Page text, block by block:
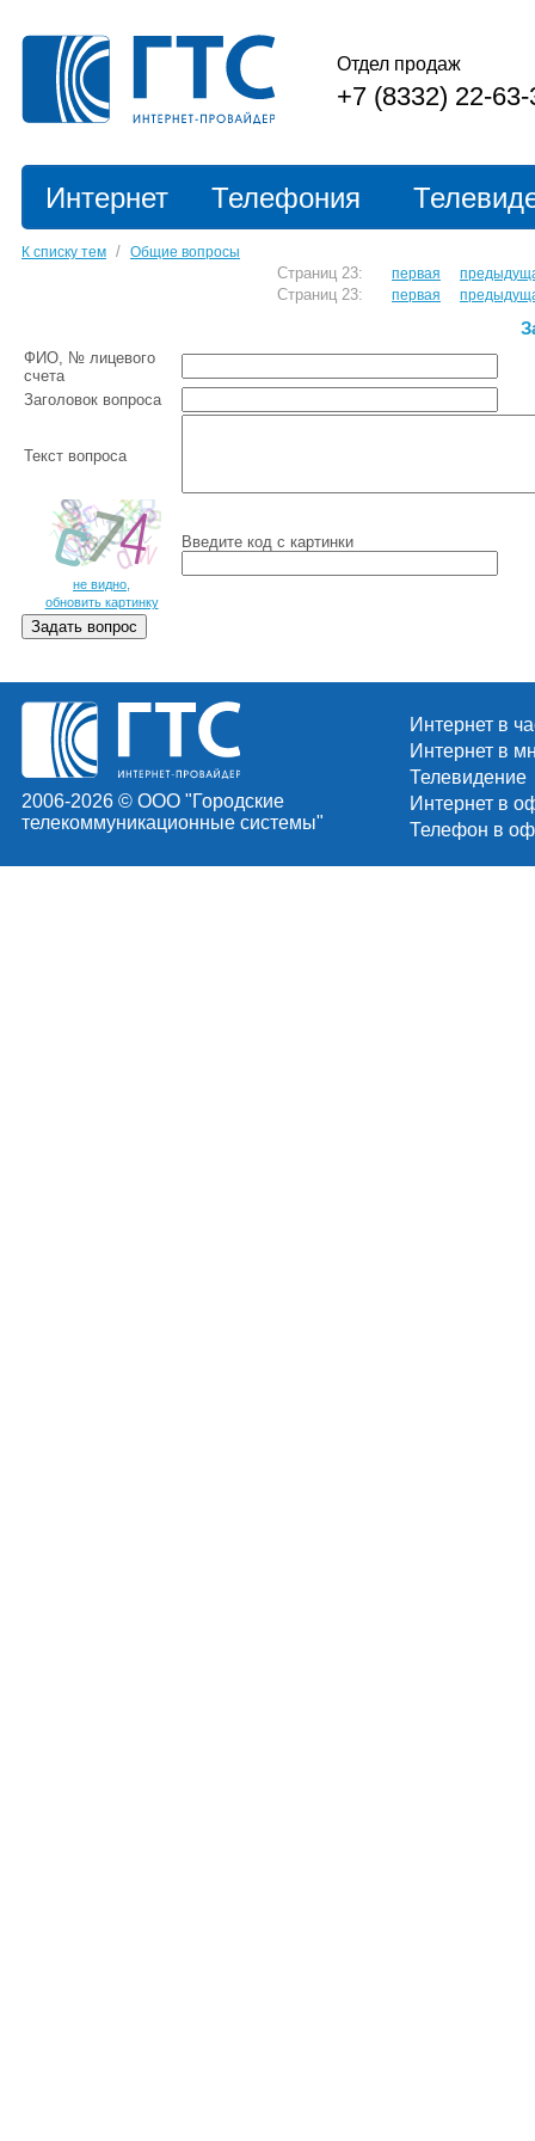
Отдел продаж
+7 (8332) 22-63-
Интернет Телефония
К списку тем / Общие вопросы
Страниц 23: первая
Страниц 23: первая
ФИО, № лицевого
счета
Заголовок вопроса
Текст вопроса
не видно,
обновить картинку
Введите код c картинки
2006-2026 © ООО "Городские
телекоммуникационные системы"
Интернет в
Интернет в
Телевидение
Интернет в
Телефон в